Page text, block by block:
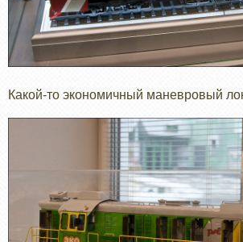
Какой-то экономичный маневровый